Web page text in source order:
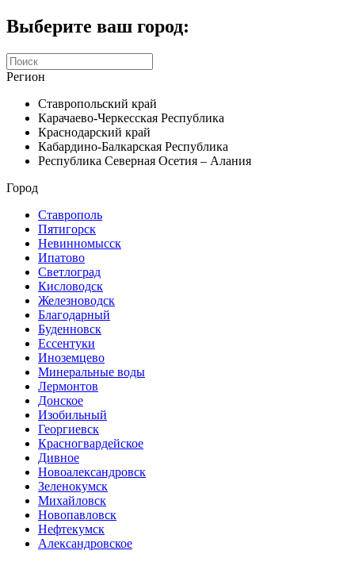
Выберите ваш город:
Регион
Ставропольский край
Карачаево-Черкесская Республика
Краснодарский край
Кабардино-Балкарская Республика
Республика Северная Осетия – Алания
Город
Ставрополь
Пятигорск
Невинномысск
Ипатово
Светлоград
Кисловодск
Железноводск
Благодарный
Буденновск
Ессентуки
Иноземцево
Минеральные воды
Лермонтов
Донское
Изобильный
Георгиевск
Красногвардейское
Дивное
Новоалександровск
Зеленокумск
Михайловск
Новопавловск
Нефтекумск
Александровское